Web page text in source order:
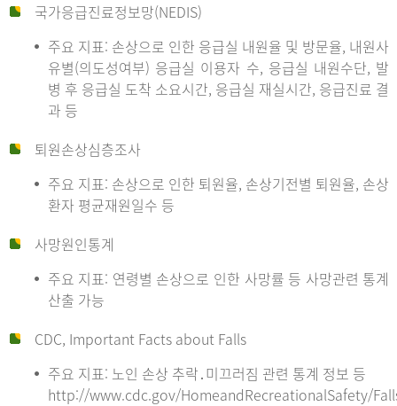
국가응급진료정보망(NEDIS)
주요 지표: 손상으로 인한 응급실 내원율 및 방문율, 내원사
유별(의도성여부) 응급실 이용자 수, 응급실 내원수단, 발
병 후 응급실 도착 소요시간, 응급실 재실시간, 응급진료 결
과 등
퇴원손상심층조사
주요 지표: 손상으로 인한 퇴원율, 손상기전별 퇴원율, 손상
환자 평균재원일수 등
사망원인통계
주요 지표: 연령별 손상으로 인한 사망률 등 사망관련 통계
산출 가능
CDC, Important Facts about Falls
주요 지표: 노인 손상 추락․미끄러짐 관련 통계 정보 등
http://www.cdc.gov/HomeandRecreationalSafety/